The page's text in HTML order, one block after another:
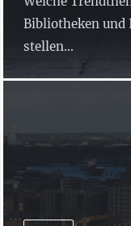
Bibliotheken und
stellen...